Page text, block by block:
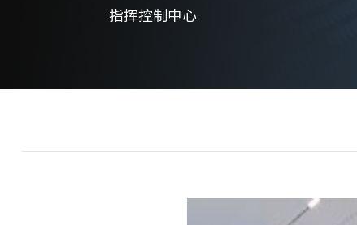
指挥控制中心